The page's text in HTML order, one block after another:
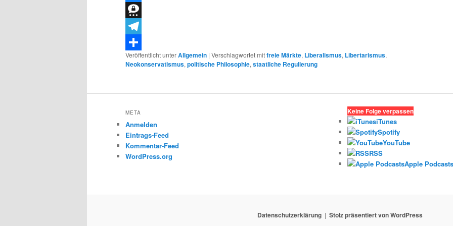
Bluesky
Threema
Telegram
Teilen
Veröffentlicht unterAllgemein | Verschlagwortet mitfreie Märkte, Liberalismus, Libertarismus,
Neokonservatismus, politische Philosophie, staatliche Regulierung
META
Anmelden
Eintrags-Feed
Kommentar-Feed
WordPress.org
Keine Folge verpassen
iTunes
Spotify
YouTube
RSS
Apple
Datenschutzerklärung Stolz präsentiert von WordPress